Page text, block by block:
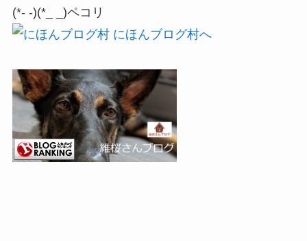
(*- -)(*_ _)ペコリ